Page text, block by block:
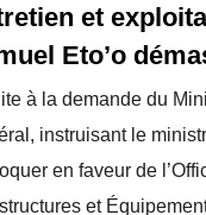
et
Eto’o
de
l’ONIES
à la demande du
instruisant le
en faveur de
et